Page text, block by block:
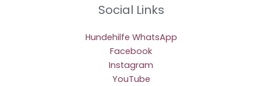
Social Links
Hundehilfe WhatsApp
Facebook
Instagram
YouTube